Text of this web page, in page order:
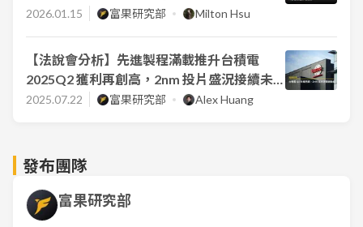
2026.01.15 富果研究部 Milton Hsu
【法說會分析】先進製程滿載推升台積電
2025Q2 獲利再創高，2nm 投片盛況接續未
來成長動能
2025.07.22 富果研究部 Alex Huang
發布團隊
富果研究部